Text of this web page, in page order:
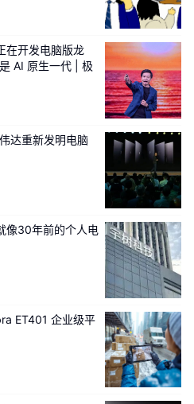
耐高温、绿色低碳等多
际极限运动装备、高端出
需求。目前，企业已手
专利等自主知识产权20
行业竞争壁垒，差异化产
欧美多国，持续打响“达
活全域发展动能
破，源于产业集群的整
在开发电脑版龙
AI 原生一代 | 极
达重新发明电脑
像30年前的个人电
ET401 企业级平